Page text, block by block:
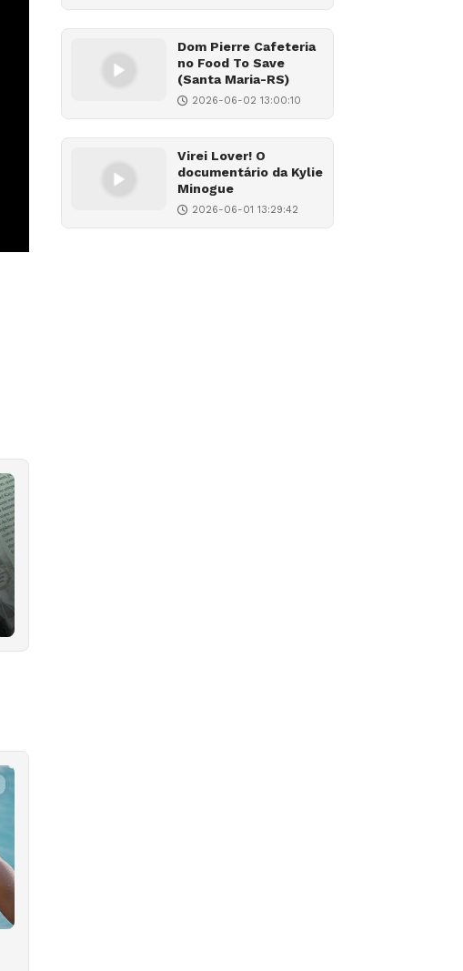
Dom Pierre Cafeteria
no Food To Save
(Santa Maria-RS)
2026-06-02 13:00:10
Virei Lover! O
documentário da Kylie
Minogue
2026-06-01 13:29:42